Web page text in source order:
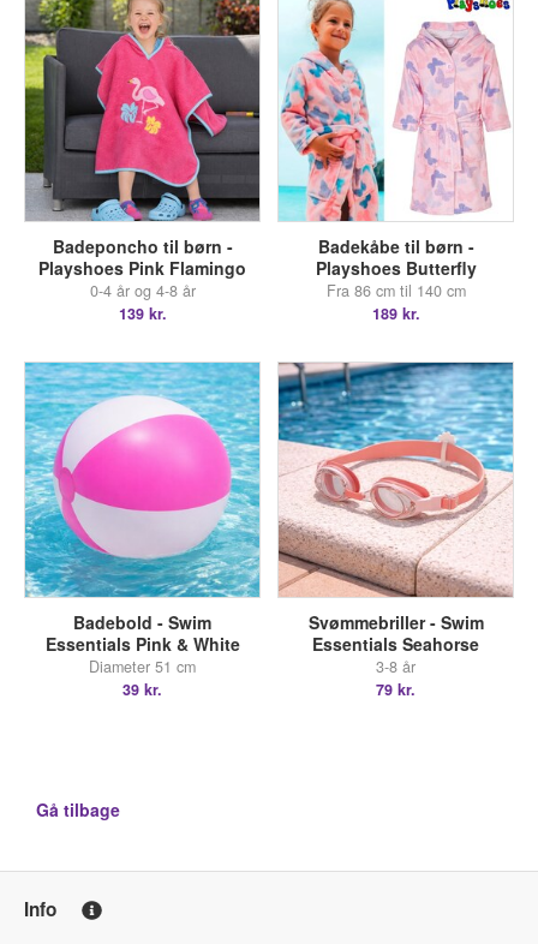
Badeponcho til børn -
Playshoes Pink Flamingo
0-4 år og 4-8 år
139 kr.
Badekåbe til børn -
Playshoes Butterfly
Fra 86 cm til 140 cm
189 kr.
Badebold - Swim
Essentials Pink & White
Diameter 51 cm
39 kr.
Svømmebriller - Swim
Essentials Seahorse
3-8 år
79 kr.
Gå tilbage
Info